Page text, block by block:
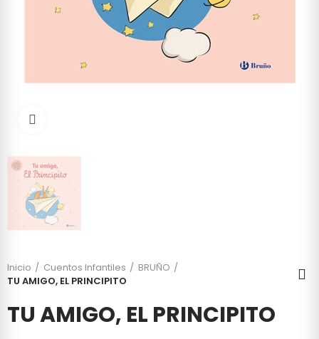
Inicio Cuentos Infantiles
BRUÑO
TU AMIGO, EL PRINCIPITO
TU AMIGO, EL PRINCIPITO